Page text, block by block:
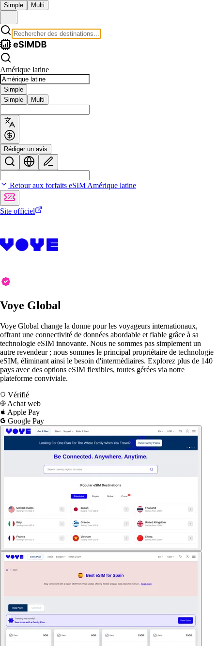
Simple Multi
Amérique latine
Simple
Simple
Multi
Rédiger un avis
Retour aux forfaits eSIM Amérique latine
Site officiel
Voye Global
Voye Global change la donne pour les voyageurs internationaux,
offrant une connectivité de données abordable et fiable grâce à sa
technologie eSIM innovante. Nous ne sommes pas simplement un
autre revendeur ; nous sommes le principal propriétaire de technologie
eSIM, éliminant ainsi le besoin d'intermédiaires. Explorez plus de 140
pays avec des options eSIM flexibles, toutes gérées via notre
plateforme conviviale.
Vérifié
Achat web
Apple Pay
Google Pay